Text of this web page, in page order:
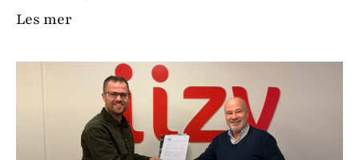
Les mer